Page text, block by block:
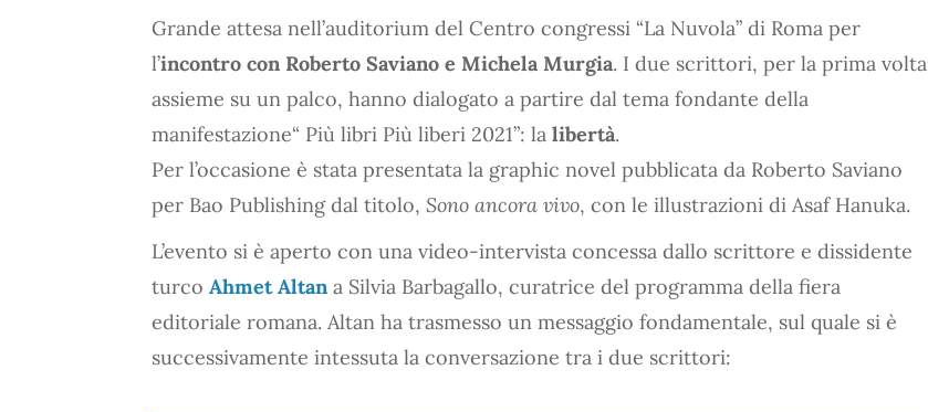
Grande attesa nell’auditorium del Centro congressi “La Nuvola” di Roma per
l’incontro con Roberto Saviano e Michela Murgia. I due scrittori, per la prima volta
assieme su un palco, hanno dialogato a partire dal tema fondante della
manifestazione“ Più libri Più liberi 2021”: la libertà.
Per l’occasione è stata presentata la graphic novel pubblicata da Roberto Saviano
per Bao Publishing dal titolo, Sono ancora vivo, con le illustrazioni di Asaf Hanuka.
L’evento si è aperto con una video-intervista concessa dallo scrittore e dissidente
turco Ahmet Altana Silvia Barbagallo, curatrice del programma della fiera
editoriale romana. Altan ha trasmesso un messaggio fondamentale, sul quale si è
successivamente intessuta la conversazione tra i due scrittori: